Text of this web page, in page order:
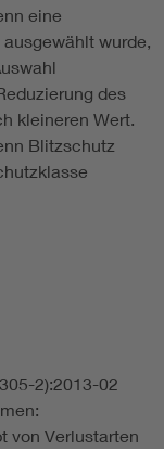
eine
wurde,
des
kleineren Wert.
Blitzschutz
2):2013-02
von Verlustarten